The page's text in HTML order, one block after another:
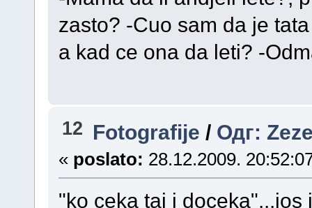
zasto? -Cuo sam da je
a kad ce ona da leti? -
12 Fotografije / Одг:
« poslato: 28.12.2009.
"ko ceka taj i